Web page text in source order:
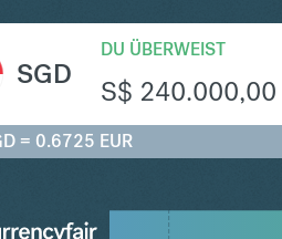
SGD
DU ÜBERWEIST
S$ 240.000,00
= 0.6725 EUR